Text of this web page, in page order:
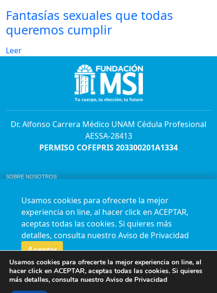
Fantasías sexuales que todas
queremos cumplir
Leer
Dr. Alfonso Carrera Médico UNAM Cédula Profesional
AESSA-28413
PERMISO COFEPRIS 203300201A1334
SOBRE NOSOTROS
AVISO DE PRIVACIDAD
Horario de atención para citas e informes:
Lunes a sábado de 7:00am a 9:00pm
Agenda en línea
24/7 aquí
Síguenos en nuestras redes
Usamos cookies para ofrecerte la mejor
experiencia on line, al hacer click en ACEPTAR,
aceptas todas las cookies. Si quieres más
detalles, consulta nuestro Aviso de Privacidad
Aceptar
Usamos cookies para ofrecerte la mejor experiencia on line, al
hacer click en ACEPTAR, aceptas todas las cookies. Si quieres
más detalles, consulta nuestro Aviso de Privacidad